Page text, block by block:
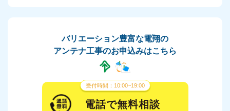
バリエーション豊富な電翔の
アンテナ工事のお申込みはこちら
受付時間：10:00~19:00
電話で無料相談